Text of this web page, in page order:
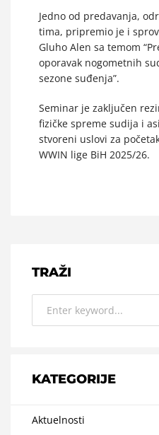
Jedno od predavanja,
tima, pripremio je i
Gluho Alen sa temom
oporavak nogometnih
sezone suđenja”.
Seminar je zaključen
fizičke spreme sudija i
stvoreni uslovi za
WWIN lige BiH 2025/26.
TRAŽI
KATEGORIJE
Aktuelnosti